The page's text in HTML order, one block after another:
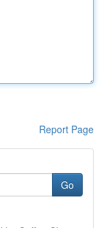
Report Page
Go